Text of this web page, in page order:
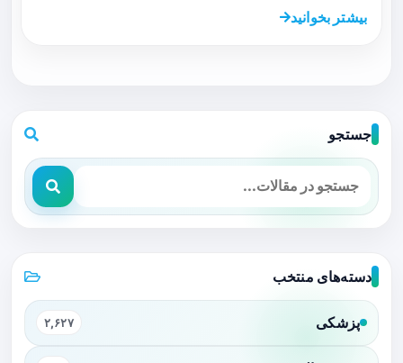
بیشتر بخوانید
جستجو
دسته‌های منتخب
پزشکی ۲,۶۲۷